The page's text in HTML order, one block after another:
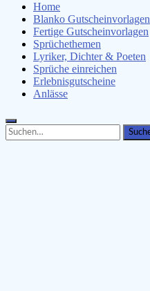
Home
Blanko Gutscheinvorlagen
Fertige Gutscheinvorlagen
Sprüchethemen
Lyriker, Dichter & Poeten
Sprüche einreichen
Erlebnisgutscheine
Anlässe
Search
for:
Search